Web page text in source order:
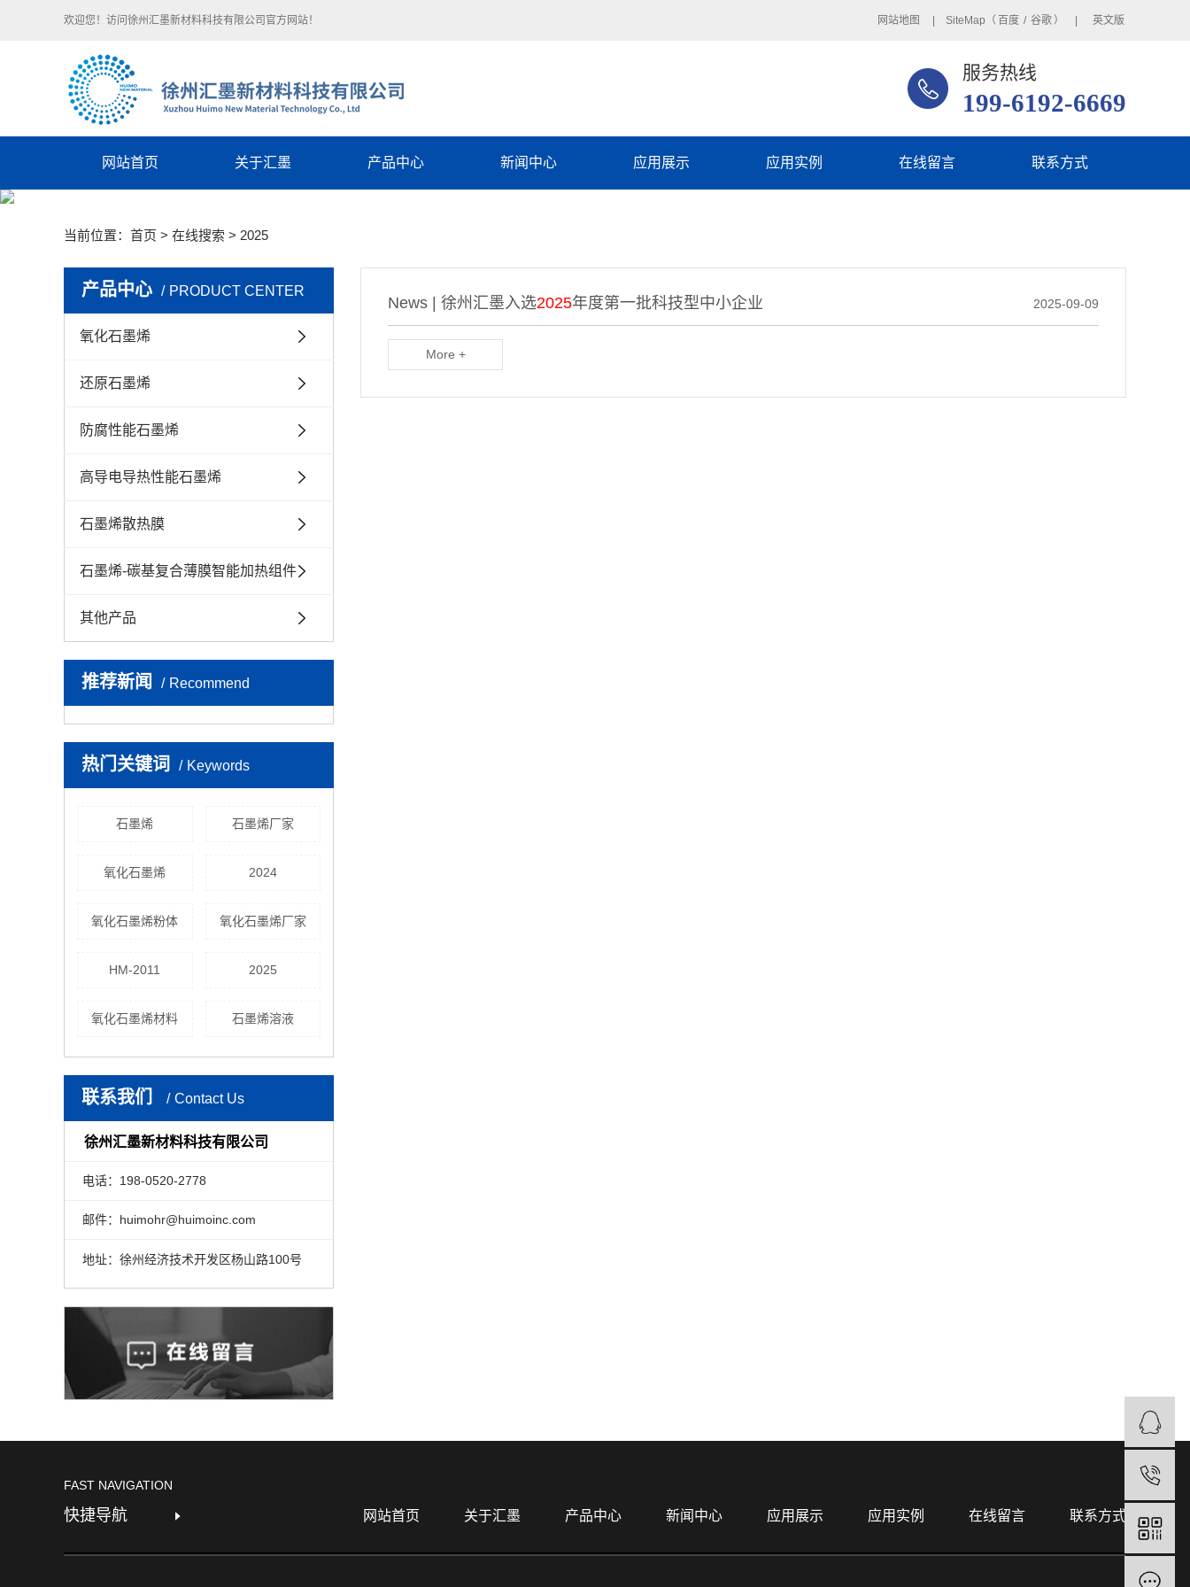
欢迎您！访问徐州汇墨新材料科技有限公司官方网站！ 网站地图 | SiteMap（ 百度 / 谷歌 ） | 英文版
服务热线
199-6192-6669
网站首页 关于汇墨
企业文化
产品中心
高导电导热性能石墨烯
石墨烯散热膜
石墨烯-碳基复合薄膜智
新闻中心 应用展示
新能源电池
应用实例 在线留言 联系方式
当前位置： 首页 > 在线搜索 > 2025
产品中心 PRODUCT CENTER
氧化石墨烯
还原石墨烯
防腐性能石墨烯
高导电导热性能石墨烯
石墨烯散热膜
石墨烯-碳基复合薄膜智能加热组件
其他产品
推荐新闻 Recommend
热门关键词 Keywords
石墨烯 石墨烯厂家
氧化石墨烯 2024
氧化石墨烯粉体 氧化石墨烯厂家
HM-2011 2025
氧化石墨烯材料 石墨烯溶液
联系我们 Contact Us
徐州汇墨新材料科技有限公司
电话：198-0520-2778
邮件：huimohr@huimoinc.com
地址：徐州经济技术开发区杨山路100号
News | 徐州汇墨入选2025年度第一批科技型中小企业 2025-09-09
More +
FAST NAVIGATION
快捷导航 网站首页 关于汇墨 产品中心 新闻中心 应用展示 应用实例 在线留言 联系方式